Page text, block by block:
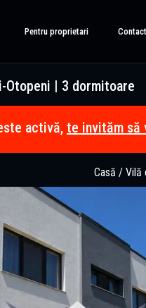
Pentru proprietari Contact
Otopeni | 3 dormitoare
activă, te invităm să
Casă / Vilă